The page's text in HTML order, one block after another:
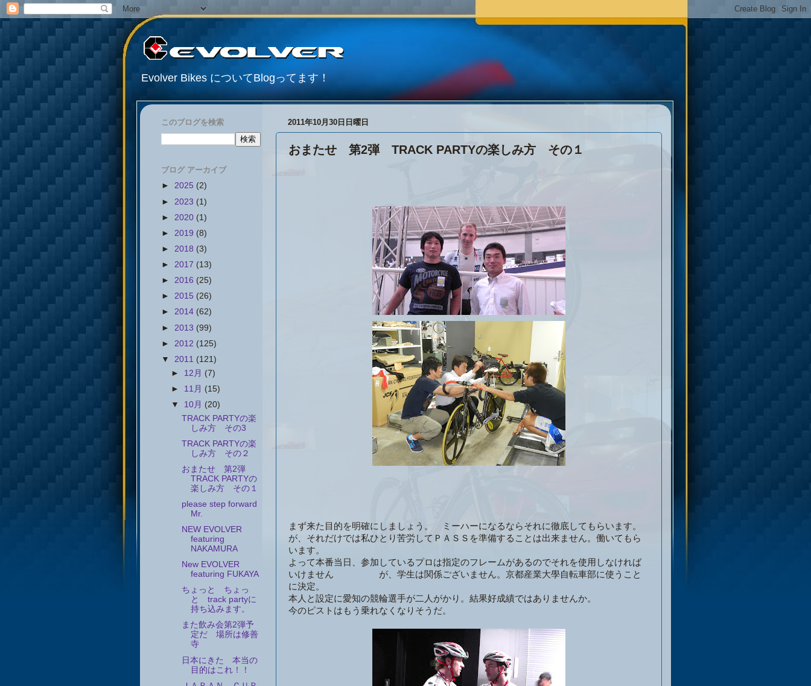
Evolver Bikes についてBlogってます！
2011年10月30日日曜日
おまたせ 第2弾 TRACK PARTYの楽しみ方 その１
まず来た目的を明確にしましょう。 ミーハーになるならそれに徹底してもらいます。
が、それだけでは私ひとり苦労してＰＡＳＳを準備することは出来ません。働いてもら
います。
よって本番当日、参加しているプロは指定のフレームがあるのでそれを使用しなければ
いけません が、学生は関係ございません。京都産業大學自転車部に使うこと
に決定。
本人と設定に愛知の競輪選手が二人がかり。結果好成績ではありませんか。
今のピストはもう乗れなくなりそうだ。
このブログを検索
ブログ アーカイブ
► 2025 (2)
► 2023 (1)
► 2020 (1)
► 2019 (8)
► 2018 (3)
► 2017 (13)
► 2016 (25)
► 2015 (26)
► 2014 (62)
► 2013 (99)
► 2012 (125)
▼ 2011 (121)
► 12月 (7)
► 11月 (15)
▼ 10月 (20)
TRACK PARTYの楽
しみ方 その3
TRACK PARTYの楽
しみ方 その２
おまたせ 第2弾
TRACK PARTYの
楽しみ方 その１
please step forward
Mr.
NEW EVOLVER
featuring
NAKAMURA
New EVOLVER
featuring FUKAYA
ちょっと ちょっ
と track partyに
持ち込みます。
また飲み会第2弾予
定だ 場所は修善
寺
日本にきた 本当の
目的はこれ！！